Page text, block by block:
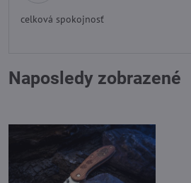
celková spokojnosť
Naposledy zobrazené